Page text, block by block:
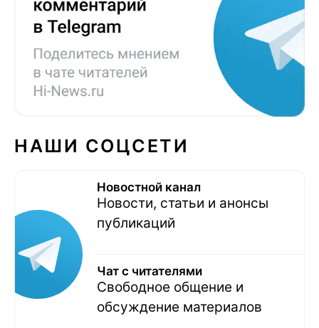
НАШИ СОЦСЕТИ
Новостной канал
Новости, статьи и анонсы
публикаций
Чат с читателями
Свободное общение и
обсуждение материалов